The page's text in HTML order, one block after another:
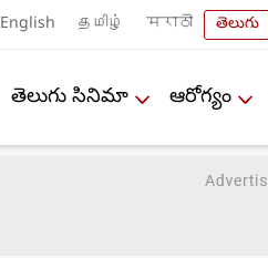
English தமிழ் मराठी తెలుగు
తెలుగు సినిమా ఆరోగ్యం